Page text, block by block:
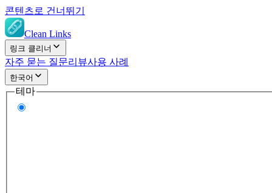
콘텐츠로 건너뛰기
Clean Links
링크 클리너
자주 묻는 질문리뷰사용 사례
한국어
테마